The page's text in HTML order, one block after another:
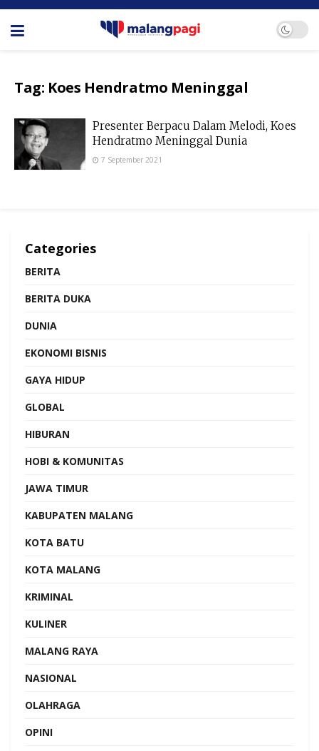
Tag: Koes Hendratmo Meninggal
Presenter Berpacu Dalam Melodi, Koes
Hendratmo Meninggal Dunia
7 September 2021
Categories
BERITA
BERITA DUKA
DUNIA
EKONOMI BISNIS
GAYA HIDUP
GLOBAL
HIBURAN
HOBI & KOMUNITAS
JAWA TIMUR
KABUPATEN MALANG
KOTA BATU
KOTA MALANG
KRIMINAL
KULINER
MALANG RAYA
NASIONAL
OLAHRAGA
OPINI